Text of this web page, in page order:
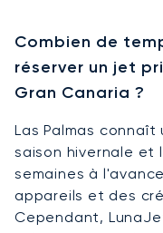
Combien de
réserver un jet
Gran Canaria ?
Las Palmas
saison hivernale et
semaines à
appareils et des
Cependant,